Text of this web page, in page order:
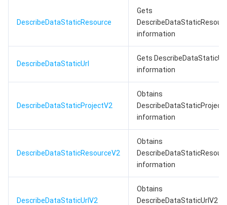
DescribeDataStaticResource
Gets
information
DescribeDataStaticUrl
Gets DescribeDataStaticUrl
information
DescribeDataStaticProjectV2
Obtains
information
DescribeDataStaticResourceV2
Obtains
information
DescribeDataStaticUrlV2
Obtains
DescribeDataStaticUrlV2